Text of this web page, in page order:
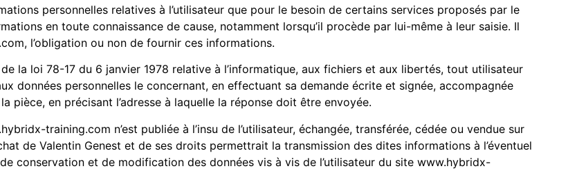
personnelles relatives à l’utilisateur que pour le besoin de certains services proposés par le
en toute connaissance de cause, notamment lorsqu’il procède par lui-même à leur saisie. Il
l’obligation ou non de fournir ces informations.
la loi 78-17 du 6 janvier 1978 relative à l’informatique, aux fichiers et aux libertés, tout utilisateur
données personnelles le concernant, en effectuant sa demande écrite et signée, accompagnée
pièce, en précisant l’adresse à laquelle la réponse doit être envoyée.
training.com n’est publiée à l’insu de l’utilisateur, échangée, transférée, cédée ou vendue sur
de Valentin Genest et de ses droits permettrait la transmission des dites informations à l’éventuel
conservation et de modification des données vis à vis de l’utilisateur du site www.hybridx-